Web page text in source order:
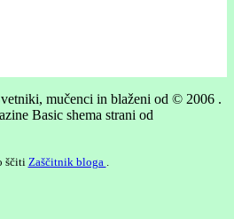
mučenci in blaženi od © 2006 .
Basic shema strani od
ščitiZaščitnik bloga .